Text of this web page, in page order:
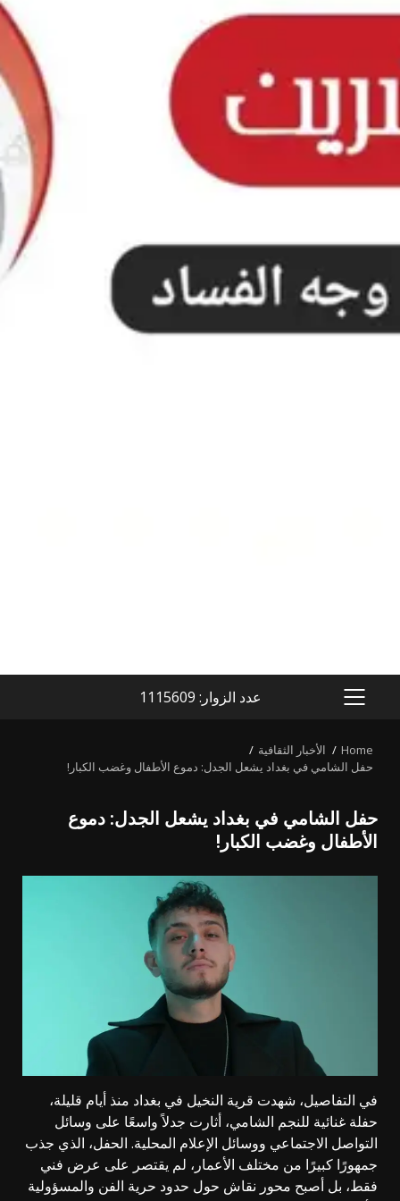
PRIMARY
عدد الزوار: 1115609
Home
الأخبار الثقافية
حفل الشامي في بغداد يشعل الجدل: دموع الأطفال وغضب الكبار!
حفل الشامي في بغداد يشعل الجدل: دموع
الأطفال وغضب الكبار!
في التفاصيل، شهدت قرية النخيل في بغداد منذ أيام قليلة،
حفلة غنائية للنجم الشامي، أثارت جدلاً واسعًا على وسائل
التواصل الاجتماعي ووسائل الإعلام المحلية. الحفل، الذي جذب
جمهورًا كبيرًا من مختلف الأعمار، لم يقتصر على عرض فني
فقط، بل أصبح محور نقاش حول حدود حرية الفن والمسؤولية